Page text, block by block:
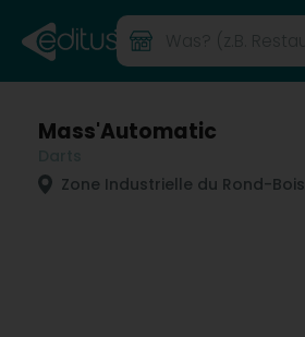
Mass'Automatic
Zone Industrielle du Rond-Bois